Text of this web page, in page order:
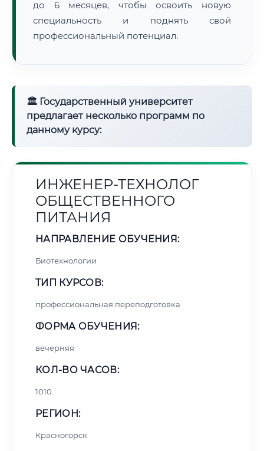
до 6 месяцев, чтобы освоить новую
специальность и поднять свой
профессиональный потенциал.
🏛 Государственный университет
предлагает несколько программ по
данному курсу:
ИНЖЕНЕР-ТЕХНОЛОГ
ОБЩЕСТВЕННОГО
ПИТАНИЯ
НАПРАВЛЕНИЕ ОБУЧЕНИЯ:
Биотехнологии
ТИП КУРСОВ:
профессиональная переподготовка
ФОРМА ОБУЧЕНИЯ:
вечерняя
КОЛ-ВО ЧАСОВ:
1010
РЕГИОН:
Красногорск